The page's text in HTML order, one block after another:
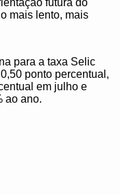
futura do
mais lento, mais
para a taxa Selic
ponto percentual,
em julho e
ao ano.